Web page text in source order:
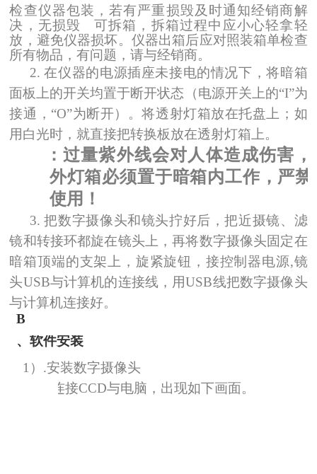
检查仪器包装，若有严重损毁及时通知经销商解
决，无损毁
可拆箱，拆箱过程中应小心轻拿轻
放，避免仪器损坏。仪器出箱后应对照装箱单检查
所有物品，有问题，请与经销商。
2.在仪器的电源插座未接电的情况下，将暗箱
面板上的开关均置于断开状态 （电源开关上的“I”为
接通，“О”为断开） 。将透射灯箱放在托盘上；如
用白光时，就直接把转换板放在透射灯箱上。
警告：过量紫外线会对人体造成伤害，
外灯箱必须置于暗箱内工作，严禁
使用！
3.把数字摄像头和镜头拧好后，把近摄镜、滤
镜和转接环都旋在镜头上，再将数字摄像头固定在
暗箱顶端的支架上，旋紧旋钮，接控制器电源,镜
头USB与计算机的连接线，用USB线把数字摄像头
与计算机连接好。
B
、软件安装
1 ） .安装数字摄像头
连接CCD与电脑，出现如下画面。